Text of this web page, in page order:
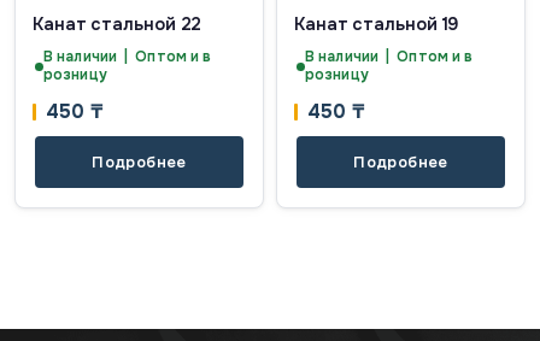
Канат стальной 22
В наличии | Оптом и в
розницу
450 ₸
Подробнее
Канат стальной 19
В наличии | Оптом и в
розницу
450 ₸
Подробнее